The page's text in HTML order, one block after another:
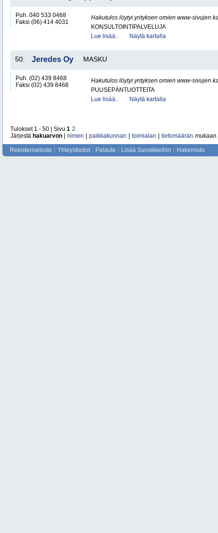
Puh. 040 533 0468
Faksi (06) 414 4031
Hakutulos löytyi yrityksen omien www-sivujen
KONSULTOINTIPALVELUJA
Lue lisää..
Näytä kartalla
50. Jeredes Oy MASKU
Puh. (02) 439 8468
Faksi (02) 439 8468
Hakutulos löytyi yrityksen omien www-sivujen
PUUSEPÄNTUOTTEITA
Lue lisää..
Näytä kartalla
Tulokset 1 - 50 | Sivu 1 2
Järjestä hakuarvon nimen paikkakunnan toimialan tietomäärän mukaan
Rekisteriseloste Yhteystiedot Palaute Lisää Suosikkeihin Hakemisto